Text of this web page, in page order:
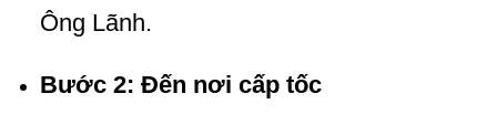
Ông Lãnh.
Bước 2: Đến nơi cấp tốc